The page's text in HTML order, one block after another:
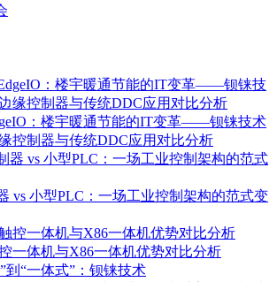
：楼宇暖通节能的IT变革——钡铼技术
控制器与传统DDC应用对比分析
vs 小型PLC：一场工业控制架构的范式变
一体机与X86一体机优势对比分析